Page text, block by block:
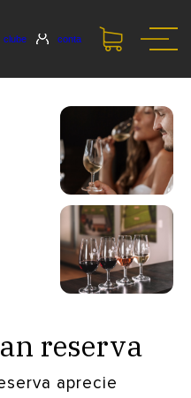
clube conta
reserva
aprecie